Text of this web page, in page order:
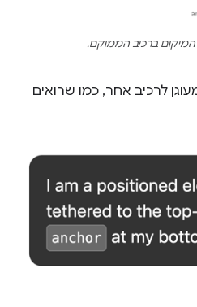
ברכיב הממוקם.
לרכיב אחר, כמו שרואים